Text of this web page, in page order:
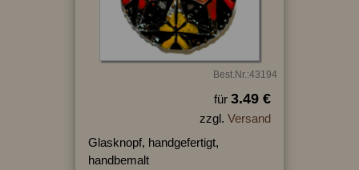
Best.Nr.:43194
für 3.49 €
zzgl. Versand
Glasknopf, handgefertigt,
handbemalt